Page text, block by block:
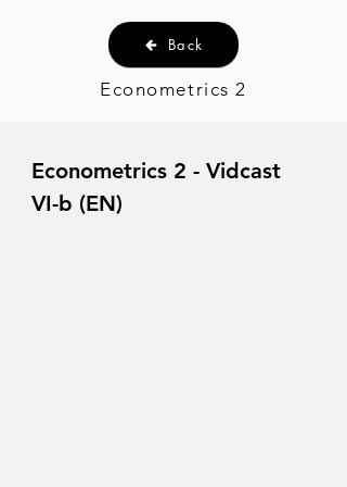
Back
Econometrics 2
Econometrics 2 - Vidcast
VI-b (EN)